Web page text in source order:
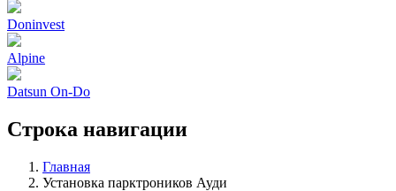
Doninvest
Alpine
Datsun On-Do
Строка навигации
Главная
Установка парктроников Ауди